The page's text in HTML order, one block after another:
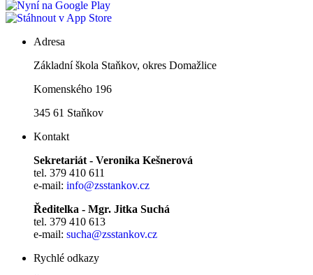
Adresa
Základní škola Staňkov, okres Domažlice
Komenského 196
345 61 Staňkov
Kontakt
Sekretariát - Veronika Kešnerová
tel. 379 410 611
e-mail: info@zsstankov.cz
Ředitelka - Mgr. Jitka Suchá
tel. 379 410 613
e-mail: sucha@zsstankov.cz
Rychlé odkazy